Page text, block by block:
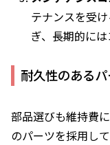
テナンスを受
ぎ、長期的に
耐久性のある
部品選びも維持費
のパーツを採用し